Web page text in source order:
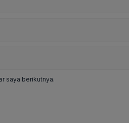
saya berikutnya.